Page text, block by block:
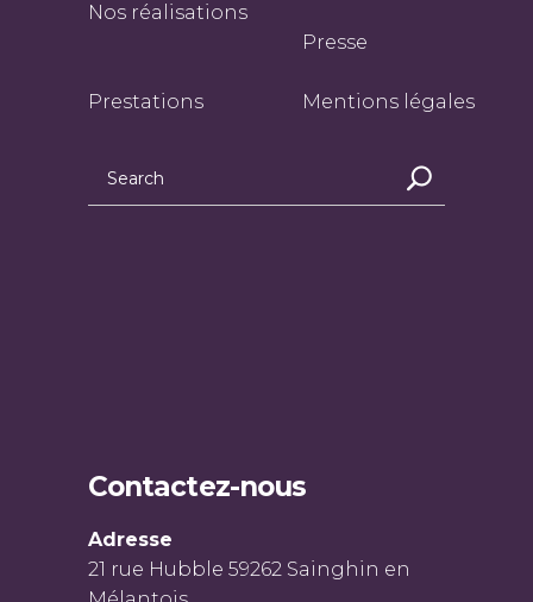
Nos réalisations
Prestations
Presse
Mentions légales
Contactez-nous
Adresse
21 rue Hubble 59262 Sainghin en